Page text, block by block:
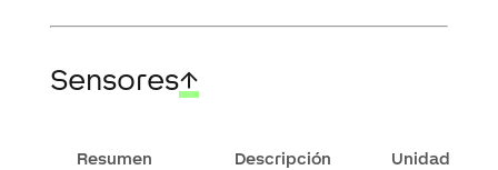
Sensores↑
Resumen Descripción Unidad